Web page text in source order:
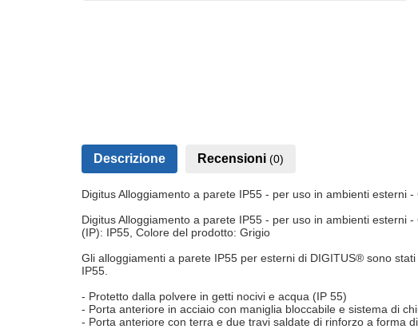
Descrizione Recensioni (0)
Digitus Alloggiamento a parete IP55 - per uso in ambienti esterni
Digitus Alloggiamento a parete IP55 - per uso in ambienti esterni
(IP): IP55, Colore del prodotto: Grigio
Gli alloggiamenti a parete IP55 per esterni di DIGITUS® sono
IP55.
- Protetto dalla polvere in getti nocivi e acqua (IP 55)
- Porta anteriore in acciaio con maniglia bloccabile e sistema di
- Porta anteriore con terra e due travi saldate di rinforzo a forma